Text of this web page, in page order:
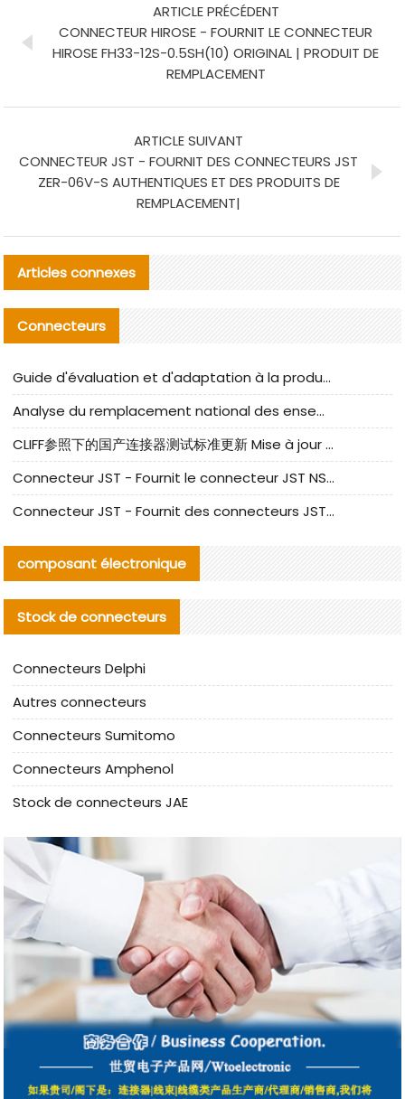
ARTICLE PRÉCÉDENT
CONNECTEUR HIROSE - FOURNIT LE CONNECTEUR
HIROSE FH33-12S-0.5SH(10) ORIGINAL | PRODUIT DE
REMPLACEMENT
ARTICLE SUIVANT
CONNECTEUR JST - FOURNIT DES CONNECTEURS JST
ZER-06V-S AUTHENTIQUES ET DES PRODUITS DE
REMPLACEMENT|
Articles connexes
Connecteurs
Guide d'évaluation et d'adaptation à la production des composants de câbles nationaux CNC Tech
Analyse du remplacement national des ensembles de câbles à fréquence élevée I-PEX
CLIFF参照下的国产连接器测试标准更新 Mise à jour des normes de test des connecteurs nationaux sous la référence CLIFF
Connecteur JST - Fournit le connecteur JST NSHR-02V-S original | Équivalent
Connecteur JST - Fournit des connecteurs JST GHR-09V-S authentiques et des produits de remplacement|
composant électronique
Stock de connecteurs
Connecteurs Delphi
Autres connecteurs
Connecteurs Sumitomo
Connecteurs Amphenol
Stock de connecteurs JAE